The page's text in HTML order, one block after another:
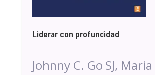
Liderar con profundidad
Johnny C. Go SJ, Maria